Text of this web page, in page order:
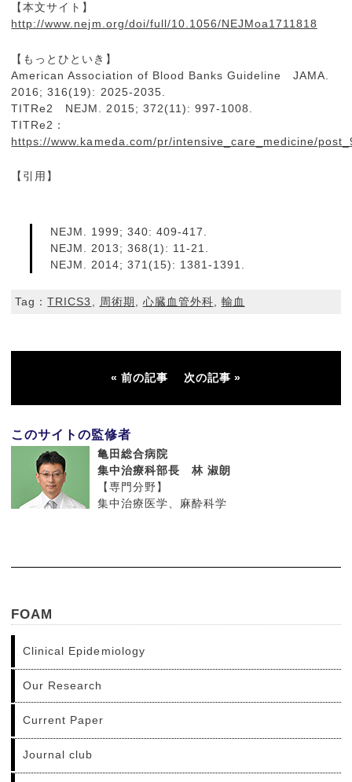
【本文サイト】
http://www.nejm.org/doi/full/10.1056/NEJMoa1711818
【もっとひといき】
American Association of Blood Banks Guideline JAMA.
2016; 316(19): 2025-2035.
TITRe2 NEJM. 2015; 372(11): 997-1008.
TITRe2：
https://www.kameda.com/pr/intensive_care_medicine/
【引用】
NEJM. 1999; 340: 409-417.
NEJM. 2013; 368(1): 11-21.
NEJM. 2014; 371(15): 1381-1391.
Tag：TRICS3 周術期 心臓血管外科 輸血
前の記事 次の記事
このサイトの監修者
亀田総合病院
集中治療科部長 林 淑朗
【専門分野】
集中治療医学、麻酔科学
FOAM
Clinical Epidemiology
Our Research
Current Paper
Journal club